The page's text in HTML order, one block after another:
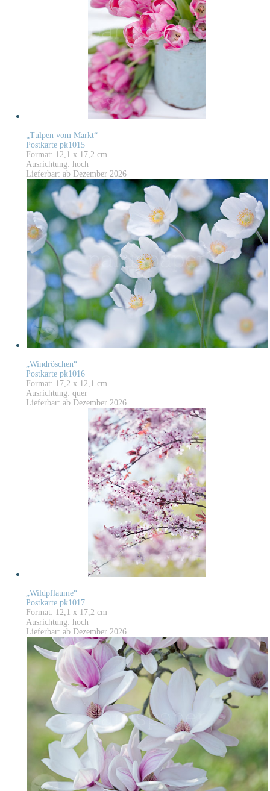
„Tulpen vom Markt“
Postkarte pk1015
Format: 12,1 x 17,2 cm
Ausrichtung: hoch
Lieferbar: ab Dezember 2026
„Windröschen“
Postkarte pk1016
Format: 17,2 x 12,1 cm
Ausrichtung: quer
Lieferbar: ab Dezember 2026
„Wildpflaume“
Postkarte pk1017
Format: 12,1 x 17,2 cm
Ausrichtung: hoch
Lieferbar: ab Dezember 2026